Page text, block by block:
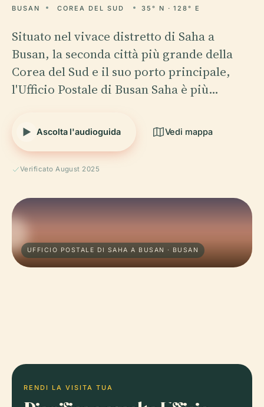
BUSAN COREA DEL SUD 35° N · 128° E
Situato nel vivace distretto di Saha a
Busan, la seconda città più grande della
Corea del Sud e il suo porto principale,
l'Ufficio Postale di Busan Saha è più…
Ascolta l'audioguida Vedi mappa
Verificato August 2025
UFFICIO POSTALE DI SAHA A BUSAN · BUSAN
RENDI LA VISITA TUA